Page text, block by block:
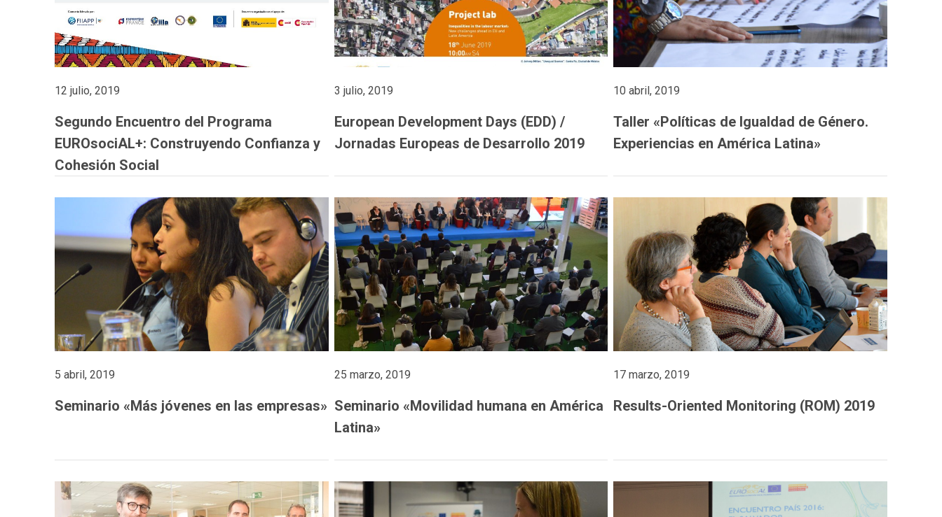
12 julio, 2019
Segundo Encuentro del Programa
EUROsociAL+: Construyendo Confianza y
Cohesión Social
3 julio, 2019
European Development Days (EDD) /
Jornadas Europeas de Desarrollo 2019
10 abril, 2019
Taller «Políticas de Igualdad de Género.
Experiencias en América Latina»
5 abril, 2019
Seminario «Más jóvenes en las empresas»
25 marzo, 2019
Seminario «Movilidad humana en América
Latina»
17 marzo, 2019
Results-Oriented Monitoring (ROM) 2019